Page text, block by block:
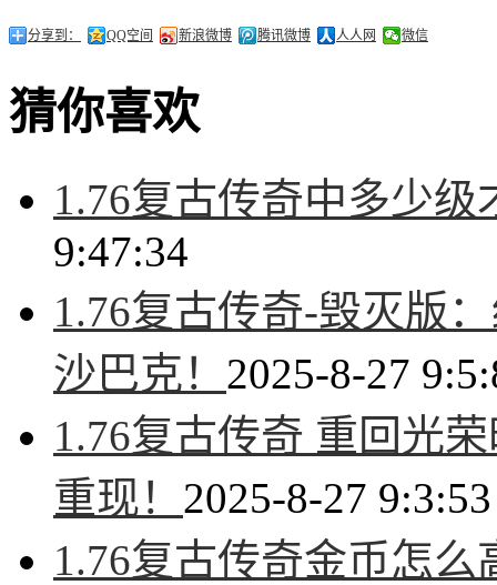
分享到： QQ空间 新浪微博 腾讯微博 人人网 微信
猜你喜欢
1.76复古传奇中多少
9:47:34
1.76复古传奇-毁灭版
沙巴克！ 2025-8-27
1.76复古传奇 重回光
重现！ 2025-8-27 9:3:53
1.76复古传奇金币怎